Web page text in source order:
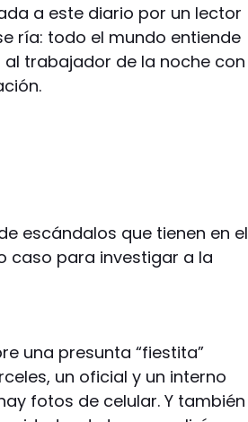
a este diario por un lector
ría: todo el mundo entiende
al trabajador de la noche con
escándalos que tienen en el
caso para investigar a la
una presunta “fiestita”
un oficial y un interno
fotos de celular. Y también